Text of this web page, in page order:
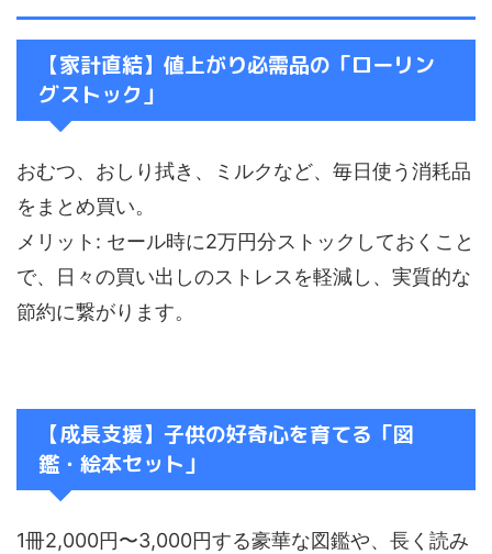
【家計直結】値上がり必需品の「ローリン
グストック」
おむつ、おしり拭き、ミルクなど、毎日使う消耗品
をまとめ買い。
メリット: セール時に2万円分ストックしておくこと
で、日々の買い出しのストレスを軽減し、実質的な
節約に繋がります。
【成長支援】子供の好奇心を育てる「図
鑑・絵本セット」
1冊2,000円〜3,000円する豪華な図鑑や、長く読み